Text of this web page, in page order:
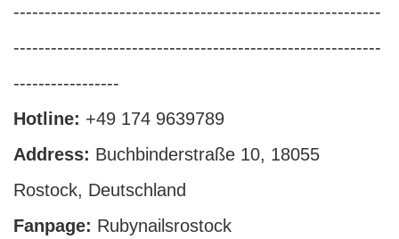
-----------------------------------------------------------
-----------------------------------------------------------
-----------------
Hotline: +49 174 9639789
Address: Buchbinderstraße 10, 18055
Rostock, Deutschland
Fanpage: Rubynailsrostock